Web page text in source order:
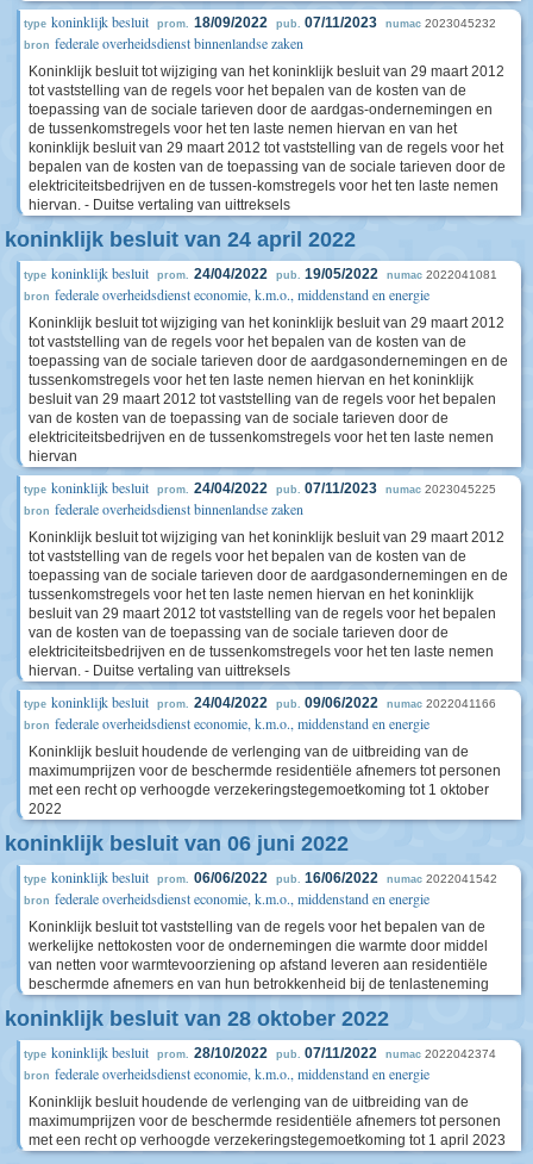
type koninklijk besluit prom. 18/09/2022 pub. 07/11/2023 numac 2023045232
bron federale overheidsdienst binnenlandse zaken
Koninklijk besluit tot wijziging van het koninklijk besluit van 29 maart 2012
tot vaststelling van de regels voor het bepalen van de kosten van de
toepassing van de sociale tarieven door de aardgas-ondernemingen en
de tussenkomstregels voor het ten laste nemen hiervan en van het
koninklijk besluit van 29 maart 2012 tot vaststelling van de regels voor het
bepalen van de kosten van de toepassing van de sociale tarieven door de
elektriciteitsbedrijven en de tussen-komstregels voor het ten laste nemen
hiervan. - Duitse vertaling van uittreksels
koninklijk besluit van 24 april 2022
type koninklijk besluit prom. 24/04/2022 pub. 19/05/2022 numac 2022041081
bron federale overheidsdienst economie, k.m.o., middenstand en energie
Koninklijk besluit tot wijziging van het koninklijk besluit van 29 maart 2012
tot vaststelling van de regels voor het bepalen van de kosten van de
toepassing van de sociale tarieven door de aardgasondernemingen en de
tussenkomstregels voor het ten laste nemen hiervan en het koninklijk
besluit van 29 maart 2012 tot vaststelling van de regels voor het bepalen
van de kosten van de toepassing van de sociale tarieven door de
elektriciteitsbedrijven en de tussenkomstregels voor het ten laste nemen
hiervan
type koninklijk besluit prom. 24/04/2022 pub. 07/11/2023 numac 2023045225
bron federale overheidsdienst binnenlandse zaken
Koninklijk besluit tot wijziging van het koninklijk besluit van 29 maart 2012
tot vaststelling van de regels voor het bepalen van de kosten van de
toepassing van de sociale tarieven door de aardgasondernemingen en de
tussenkomstregels voor het ten laste nemen hiervan en het koninklijk
besluit van 29 maart 2012 tot vaststelling van de regels voor het bepalen
van de kosten van de toepassing van de sociale tarieven door de
elektriciteitsbedrijven en de tussenkomstregels voor het ten laste nemen
hiervan. - Duitse vertaling van uittreksels
type koninklijk besluit prom. 24/04/2022 pub. 09/06/2022 numac 2022041166
bron federale overheidsdienst economie, k.m.o., middenstand en energie
Koninklijk besluit houdende de verlenging van de uitbreiding van de
maximumprijzen voor de beschermde residentiële afnemers tot personen
met een recht op verhoogde verzekeringstegemoetkoming tot 1 oktober
2022
koninklijk besluit van 06 juni 2022
type koninklijk besluit prom. 06/06/2022 pub. 16/06/2022 numac 2022041542
bron federale overheidsdienst economie, k.m.o., middenstand en energie
Koninklijk besluit tot vaststelling van de regels voor het bepalen van de
werkelijke nettokosten voor de ondernemingen die warmte door middel
van netten voor warmtevoorziening op afstand leveren aan residentiële
beschermde afnemers en van hun betrokkenheid bij de tenlasteneming
koninklijk besluit van 28 oktober 2022
type koninklijk besluit prom. 28/10/2022 pub. 07/11/2022 numac 2022042374
bron federale overheidsdienst economie, k.m.o., middenstand en energie
Koninklijk besluit houdende de verlenging van de uitbreiding van de
maximumprijzen voor de beschermde residentiële afnemers tot personen
met een recht op verhoogde verzekeringstegemoetkoming tot 1 april 2023